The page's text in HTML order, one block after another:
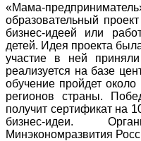
«Мама-
образовательный
бизнес-идеей или
детей. Идея проекта
участие в ней
реализуется на базе
обучение пройдет
регионов страны.
получит сертификат на
бизнес-идеи.
Минэкономразвития